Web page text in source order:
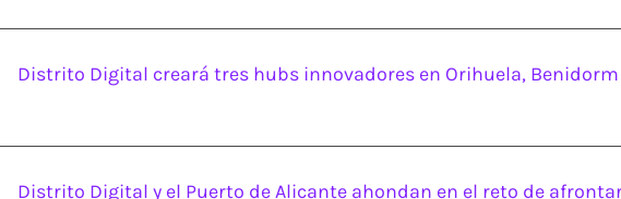
Distrito Digital creará tres hubs innovadores en Orihuela, Benidorm
Distrito Digital y el Puerto de Alicante ahondan en el reto de